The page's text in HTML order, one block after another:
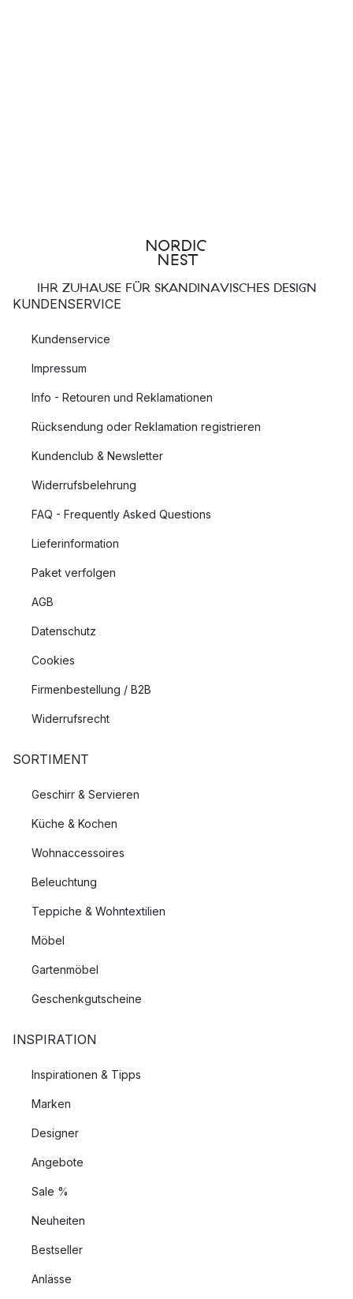
IHR ZUHAUSE FÜR SKANDINAVISCHES DESIGN
KUNDENSERVICE
Kundenservice
Impressum
Info - Retouren und Reklamationen
Rücksendung oder Reklamation registrieren
Kundenclub & Newsletter
Widerrufsbelehrung
FAQ - Frequently Asked Questions
Lieferinformation
Paket verfolgen
AGB
Datenschutz
Cookies
Firmenbestellung / B2B
Widerrufsrecht
SORTIMENT
Geschirr & Servieren
Küche & Kochen
Wohnaccessoires
Beleuchtung
Teppiche & Wohntextilien
Möbel
Gartenmöbel
Geschenkgutscheine
INSPIRATION
Inspirationen & Tipps
Marken
Designer
Angebote
Sale %
Neuheiten
Bestseller
Anlässe